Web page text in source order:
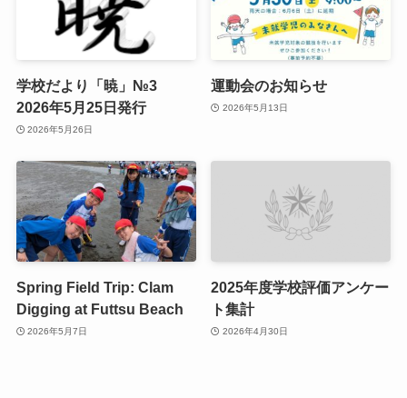
学校だより「暁」№3
2026年5月25日発行
2026年5月26日
運動会のお知らせ
2026年5月13日
Spring Field Trip: Clam
Digging at Futtsu Beach
2026年5月7日
2025年度学校評価アンケー
ト集計
2026年4月30日